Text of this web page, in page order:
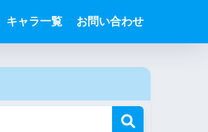
キャラ一覧 お問い合わせ